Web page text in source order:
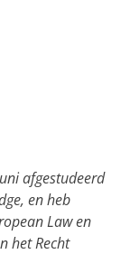
afgestudeerd
en heb
Law en
het Recht